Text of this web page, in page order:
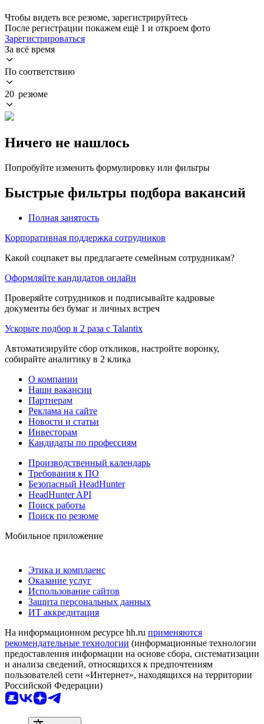
Чтобы видеть все резюме, зарегистрируйтесь
После регистрации покажем ещё 1 и откроем фото
Зарегистрироваться
За всё время
По соответствию
20 резюме
Ничего не нашлось
Попробуйте изменить формулировку или фильтры
Быстрые фильтры подбора вакансий
Полная занятость
Корпоративная поддержка сотрудников
Какой соцпакет вы предлагаете семейным сотрудникам?
Оформляйте кандидатов онлайн
Проверяйте сотрудников и подписывайте кадровые
документы без бумаг и личных встреч
Ускорьте подбор в 2 раза с Talantix
Автоматизируйте сбор откликов, настройте воронку,
собирайте аналитику в 2 клика
О компании
Наши вакансии
Партнерам
Реклама на сайте
Новости и статьи
Инвесторам
Кандидаты по профессиям
Производственный календарь
Требования к ПО
Безопасный HeadHunter
HeadHunter API
Поиск работы
Поиск по резюме
Мобильное приложение
Этика и комплаенс
Оказание услуг
Использование сайтов
Защита персональных данных
ИТ аккредитация
На информационном ресурсе hh.ru применяются
рекомендательные технологии (информационные технологии
предоставления информации на основе сбора, систематизации
и анализа сведений, относящихся к предпочтениям
пользователей сети «Интернет», находящихся на территории
Российской Федерации)